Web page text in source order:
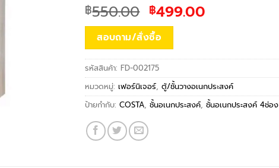
฿550.00 Original
price
was:
฿550.00.
฿499.00Current
฿499.00.
สอบถาม/สั่งซื้อ
รหัสสินค้า:FD-002175
หมวดหมู่:เฟอร์นิเจอร์,ตู้/ชั้นวางอเนกประสงค์
ป้ายกำกับ:COSTA,ชั้นอเนกประสงค์,ชั้นอเนกประสงค์ 4ช่อง